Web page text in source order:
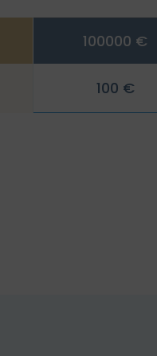
100000 €
100 €